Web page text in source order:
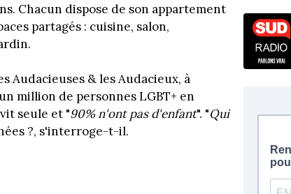
Chacun dispose de son appartement
partagés : cuisine, salon,
Audacieuses & les Audacieux, à
million de personnes LGBT+ en
seule et "90% n'ont pas d'enfant". "Qui
?, s'interroge-t-il.